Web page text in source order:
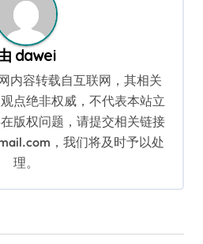
dawei
内容转载自互联网，其相关
点绝非权威，不代表本站立
版权问题，请提交相关链接
，我们将及时予以处
理。